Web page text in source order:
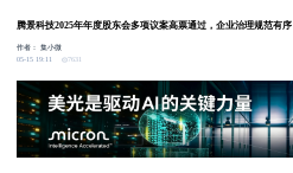
腾景科技2025年年度股东会多项议案高票通过，企业治理规范有序
作者：集小微
05-15 19:11
7631